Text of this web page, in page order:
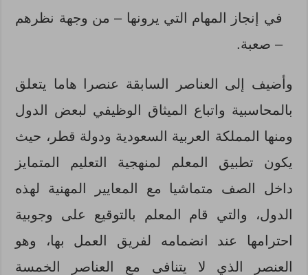
في إنجاز المهام التي يرونها – من وجهة نظرهم
– صعبة.
وأضيف إلى العناصر السابقة عنصرا هاما يتعلق
بالمحاسبية واتباع الميثاق الوظيفي لبعض الدول
ومنها المملكة العربية السعودية ودولة قطر، حيث
يكون تطبيق المعلم لمنهجية التعليم المتمايز
داخل الصف متماشيا مع المعايير المهنية لهذه
الدول، والتي قام المعلم بالتوقيع على وجوبية
احترامها عند انضمامه لفريق العمل بها، وهو
العنصر الذي لا يتنافى مع العناصر الخمسة